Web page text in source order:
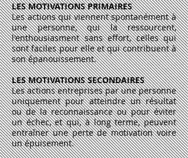
LES MOTIVATIONS PRIMAIRES
Les actions qui viennent spontanément à
une personne, qui la ressourcent,
l'enthousiasment sans effort, celles qui
sont faciles pour elle et qui contribuent à
son épanouissement.
LES MOTIVATIONS SECONDAIRES
Les actions entreprises par une personne
uniquement pour atteindre un résultat
ou de la reconnaissance ou pour éviter
un échec, et qui, à long terme, peuvent
entraîner une perte de motivation voire
un épuisement.